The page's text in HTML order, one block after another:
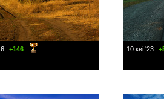
6 +146 10 кві '23